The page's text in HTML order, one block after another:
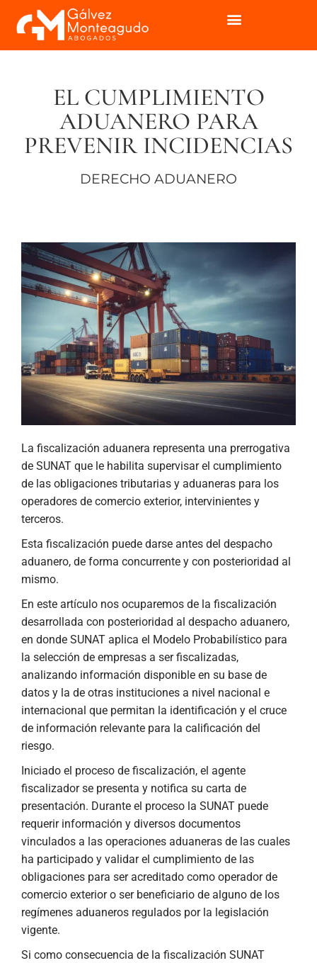
EL CUMPLIMIENTO
ADUANERO PARA
PREVENIR INCIDENCIAS
DERECHO ADUANERO
La fiscalización aduanera representa una prerrogativa
de SUNAT que le habilita supervisar el cumplimiento
de las obligaciones tributarias y aduaneras para los
operadores de comercio exterior, intervinientes y
terceros.
Esta fiscalización puede darse antes del despacho
aduanero, de forma concurrente y con posterioridad al
mismo.
En este artículo nos ocuparemos de la fiscalización
desarrollada con posterioridad al despacho aduanero,
en donde SUNAT aplica el Modelo Probabilístico para
la selección de empresas a ser fiscalizadas,
analizando información disponible en su base de
datos y la de otras instituciones a nivel nacional e
internacional que permitan la identificación y el cruce
de información relevante para la calificación del
riesgo.
Iniciado el proceso de fiscalización, el agente
fiscalizador se presenta y notifica su carta de
presentación. Durante el proceso la SUNAT puede
requerir información y diversos documentos
vinculados a las operaciones aduaneras de las cuales
ha participado y validar el cumplimiento de las
obligaciones para ser acreditado como operador de
comercio exterior o ser beneficiario de alguno de los
regímenes aduaneros regulados por la legislación
vigente.
Si como consecuencia de la fiscalización SUNAT